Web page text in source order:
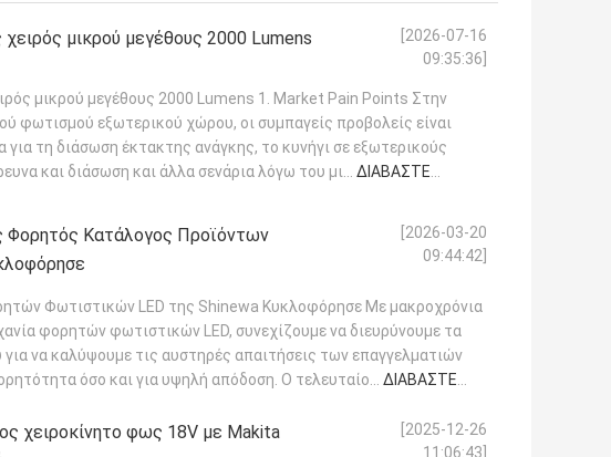
μικρού μεγέθους 2000 Lumens
[2026-07-16
09:35:36]
μικρού μεγέθους 2000 Lumens 1. Market Pain Points Στην
φωτισμού εξωτερικού χώρου, οι συμπαγείς προβολείς είναι
για τη διάσωση έκτακτης ανάγκης, το κυνήγι σε εξωτερικούς
και διάσωση και άλλα σενάρια λόγω του μι... ΔΙΑΒΆΣΤΕ
Φορητός Κατάλογος Προϊόντων
[2026-03-20
09:44:42]
Φωτιστικών LED της Shinewa Κυκλοφόρησε Με μακροχρόνια
φορητών φωτιστικών LED, συνεχίζουμε να διευρύνουμε τα
για να καλύψουμε τις αυστηρές απαιτήσεις των επαγγελματιών
όσο και για υψηλή απόδοση. Ο τελευταίο... ΔΙΑΒΆΣΤΕ
χειροκίνητο φως 18V με Makita
[2025-12-26
11:06:43]